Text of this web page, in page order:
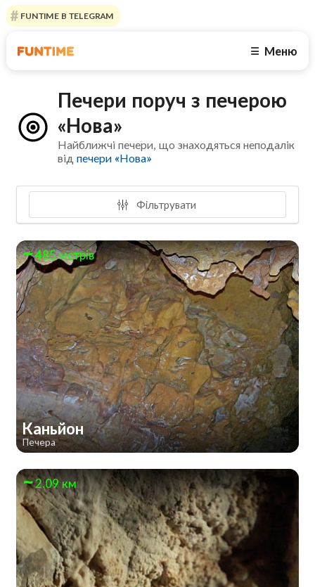
FUNTIME В TELEGRAM
☰ Меню
Печери поруч з печерою
«Нова»
Найближчі печери, що знаходяться неподалік
відпечери «Нова»
Фільтрувати
485 метрів
Каньйон
Печера
2.09 км